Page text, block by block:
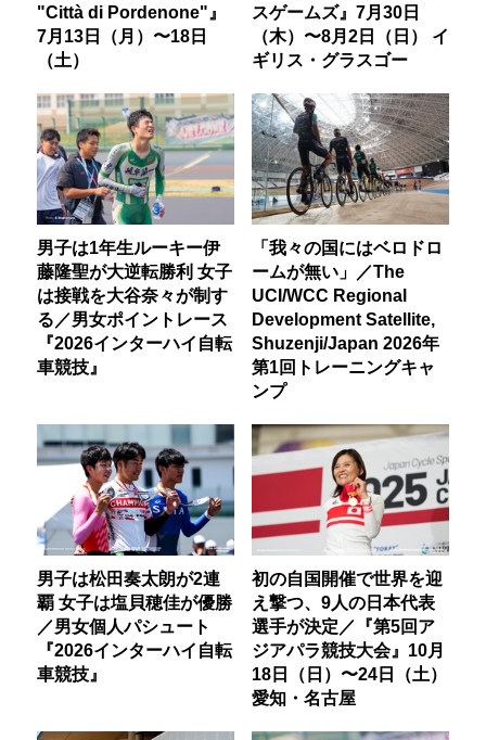
"Città di Pordenone"』
7月13日（月）〜18日
（土）
スゲームズ』7月30日
（木）〜8月2日（日） イ
ギリス・グラスゴー
男子は1年生ルーキー伊
藤隆聖が大逆転勝利 女子
は接戦を大谷奈々が制す
る／男女ポイントレース
『2026インターハイ自転
車競技』
「我々の国にはベロドロ
ームが無い」／The
UCI/WCC Regional
Development Satellite,
Shuzenji/Japan 2026年
第1回トレーニングキャ
ンプ
男子は松田奏太朗が2連
覇 女子は塩貝穂佳が優勝
／男女個人パシュート
『2026インターハイ自転
車競技』
初の自国開催で世界を迎
え撃つ、9人の日本代表
選手が決定／『第5回ア
ジアパラ競技大会』10月
18日（日）〜24日（土）
愛知・名古屋